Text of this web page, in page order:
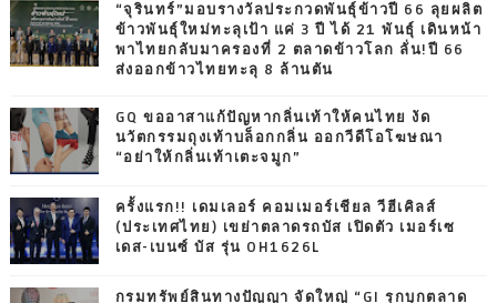
“จุรินทร์”มอบรางวัลประกวดพันธุ์ข้าวปี 66 ลุยผลิต
ข้าวพันธุ์ใหม่ทะลุเป้า แค่ 3 ปี ได้ 21 พันธุ์ เดินหน้า
พาไทยกลับมาครองที่ 2 ตลาดข้าวโลก ลั่น!ปี 66
ส่งออกข้าวไทยทะลุ 8 ล้านตัน
GQ ขออาสาแก้ปัญหากลิ่นเท้าให้คนไทย งัด
นวัตกรรมถุงเท้าบล็อกกลิ่น ออกวีดีโอโฆษณา
“อย่าให้กลิ่นเท้าเตะจมูก”
ครั้งแรก!! เดมเลอร์ คอมเมอร์เชียล วีฮีเคิลส์
(ประเทศไทย) เขย่าตลาดรถบัส เปิดตัว เมอร์เซ
เดส-เบนซ์ บัส รุ่น OH1626L
กรมทรัพย์สินทางปัญญา จัดใหญ่ “GI รุกบุกตลาด